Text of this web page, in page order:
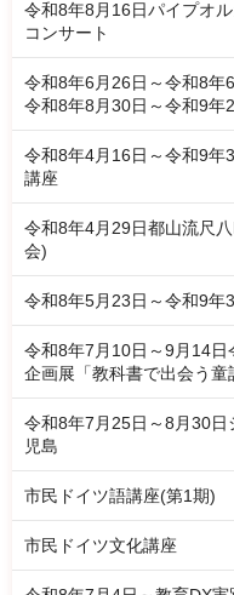
令和8年8月16日パイプオ
コンサート
令和8年6月26日～令和8年
令和8年8月30日～令和9年
令和8年4月16日～令和9年
講座
令和8年4月29日都山流尺
会)
令和8年5月23日～令和9年
令和8年7月10日～9月14日
企画展「教科書で出会う童
令和8年7月25日～8月30
児島
市民ドイツ語講座(第1期)
市民ドイツ文化講座